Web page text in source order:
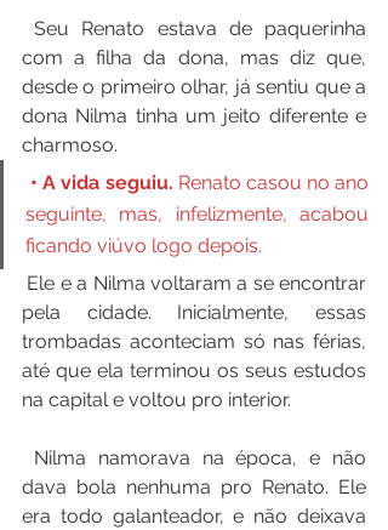
Seu Renato estava de paquerinha
com a filha da dona, mas diz que,
desde o primeiro olhar, já sentiu que a
dona Nilma tinha um jeito diferente e
charmoso.
• A vida seguiu. Renato casou no ano
seguinte, mas, infelizmente, acabou
ficando viúvo logo depois.
pela cidade. Inicialmente, essas
trombadas aconteciam só nas férias,
até que ela terminou os seus estudos
na capital e voltou pro interior.
dava bola nenhuma pro Renato. Ele
era todo galanteador, e não deixava